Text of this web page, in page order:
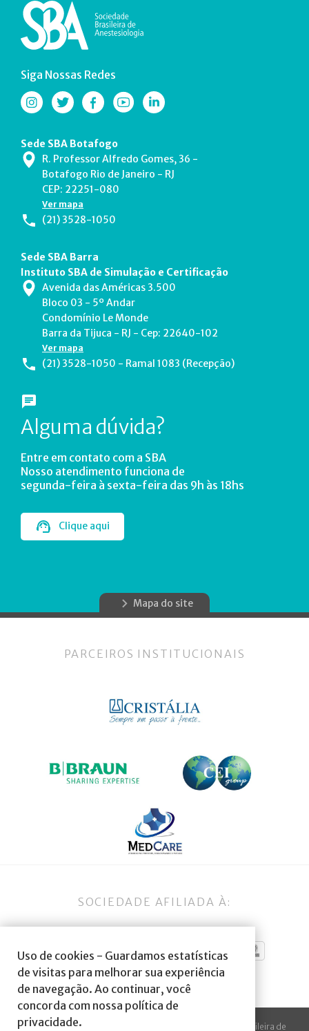
Uso de cookies - Guardamos estatísticas
de visitas para melhorar sua experiência
de navegação. Ao continuar, você
concorda com nossa política de
privacidade.
Siga Nossas Redes
Sede SBA Botafogo
R. Professor Alfredo Gomes, 36 -
Botafogo Rio de Janeiro - RJ
CEP: 22251-080
Ver mapa
(21) 3528-1050
Sede SBA Barra
Instituto SBA de Simulação e Certificação
Avenida das Américas 3.500
Bloco 03 - 5º Andar
Condomínio Le Monde
Barra da Tijuca - RJ - Cep: 22640-102
Ver mapa
(21) 3528-1050 - Ramal 1083 (Recepção)
Alguma dúvida?
Entre em contato com a SBA
Nosso atendimento funciona de
segunda-feira à sexta-feira das 9h às 18hs
Clique aqui
Mapa do site
PARCEIROS INSTITUCIONAIS
SOCIEDADE AFILIADA À:
© 2023 Todos os direitos reservados à SBA Sociedade Brasileira de